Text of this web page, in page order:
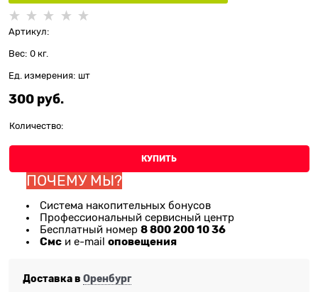
Артикул:
Вес: 0 кг.
Ед. измерения: шт
300 руб.
Количество:
КУПИТЬ
ПОЧЕМУ МЫ?
Система накопительных бонусов
Профессиональный сервисный центр
Бесплатный номер 8 800 200 10 36
Смс и e-mail оповещения
Доставка в Оренбург